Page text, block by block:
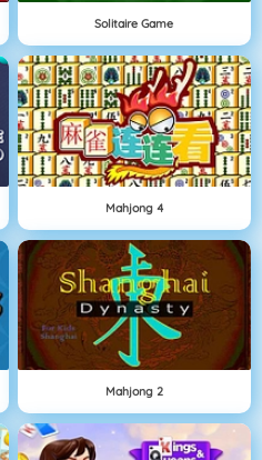
Solitaire Game
Mahjong 4
Mahjong 2